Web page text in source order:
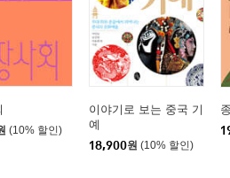
(10% 할인)
이야기로 보는 중국 기
예
18,900원 (10% 할인)